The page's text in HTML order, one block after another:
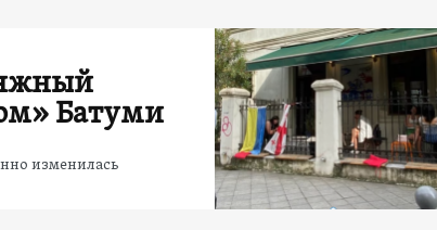
Батуми
изменилась